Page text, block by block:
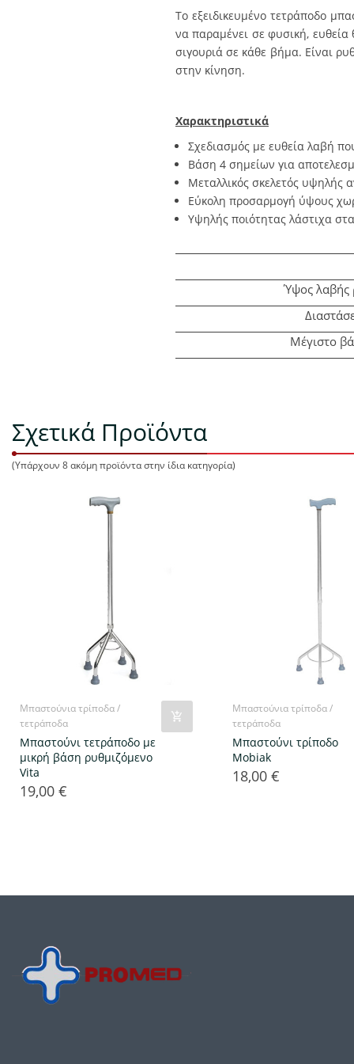
Το εξειδικευμένο τετράποδο
να παραμένει σε φυσική,
σιγουριά σε κάθε βήμα. Είναι
στην κίνηση.
Χαρακτηριστικά
Σχεδιασμός με ευθεία λαβή
Βάση 4 σημείων για
Μεταλλικός σκελετός υψηλής
Εύκολη προσαρμογή ύψους
Υψηλής ποιότητας λάστιχα
Ύψος λαβής
Μέγιστο
Σχετικά Προϊόντα
(Υπάρχουν 8 ακόμη προϊόντα στην ίδια κατηγορία)
Μπαστούνια τρίποδα /
τετράποδα
Μπαστούνι τετράποδο με
μικρή βάση ρυθμιζόμενο
Vita
Τιμή
19,00 €
Μπαστούνια τρίποδα /
τετράποδα
Μπαστούνι τρίποδο
Mobiak
Τιμή
18,00 €